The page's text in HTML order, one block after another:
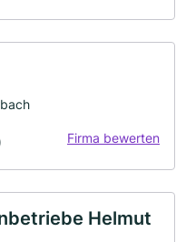
Firma bewerten
Helmut